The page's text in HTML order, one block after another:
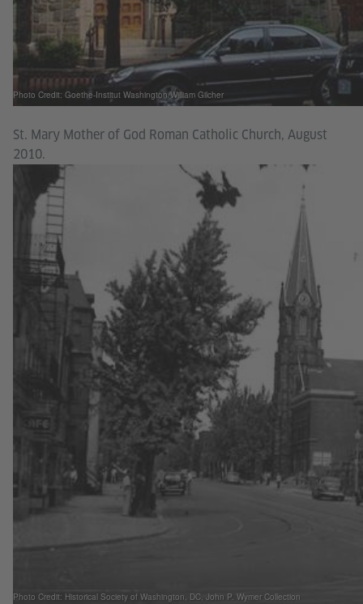
Photo Credit: Goethe-Institut Washington/William Gilcher
St. Mary Mother of God Roman Catholic Church, August
2010.
Photo Credit: Historical Society of Washington, DC, John P. Wymer Collection